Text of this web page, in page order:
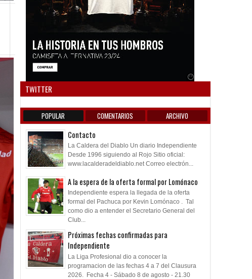
TWITTER
POPULAR COMENTARIOS ARCHIVO
Contacto
La Caldera del Diablo Un diario Independiente
Desde 1996 siguiendo al Rojo Sitio oficial:
www.lacalderadeldiablo.net Correo electrón...
A la espera de la oferta formal por Lomónaco
Independiente espera la llegada de la oferta
formal del Pachuca por Kevin Lomónaco . Tal
como dio a entender el Secretario General del
Club...
Próximas fechas confirmadas para
Independiente
La Liga Profesional dio a conocer la
programacion de las fechas 4 a 7 del Clausura
2026. Fecha 4 - Sábado 8 de agosto - 21.30